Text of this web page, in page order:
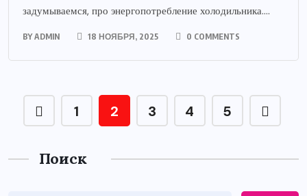
задумываемся, про энергопотребление холодильника....
BYADMIN 18 НОЯБРЯ, 2025 0 COMMENTS
1 2 3 4 5
Поиск